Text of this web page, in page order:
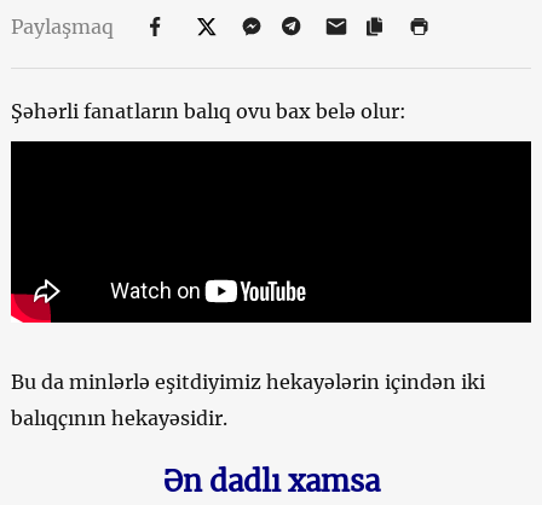
Paylaşmaq
Şəhərli fanatların balıq ovu bax belə olur:
Bu da minlərlə eşitdiyimiz hekayələrin içindən iki
balıqçının hekayəsidir.
Ən dadlı xamsa